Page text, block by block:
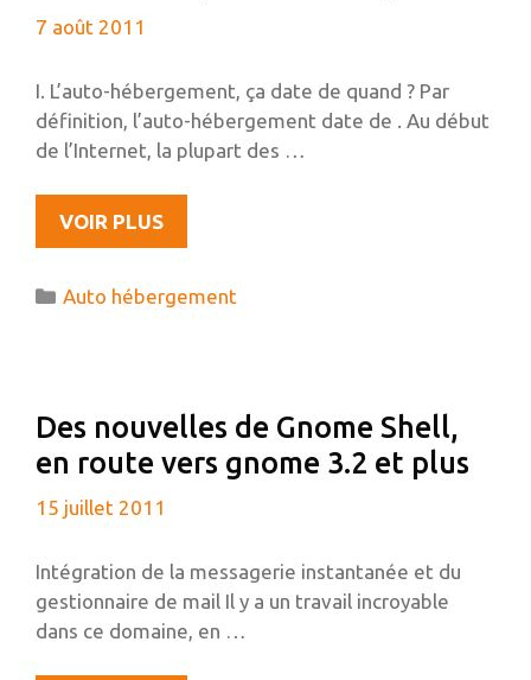
FONDATION
GNOME
7 août 2011
I. L’auto-hébergement, ça date de quand ? Par
définition, l’auto-hébergement date de . Au début
de l’Internet, la plupart des …
VOIR PLUSL’AUTO-
HÉBERGEMENT,
CE
DE
GEEK
Catégories
Auto hébergement
Des nouvelles de Gnome Shell,
en route vers gnome 3.2 et plus
15 juillet 2011
Intégration de la messagerie instantanée et du
gestionnaire de mail Il y a un travail incroyable
dans ce domaine, en …